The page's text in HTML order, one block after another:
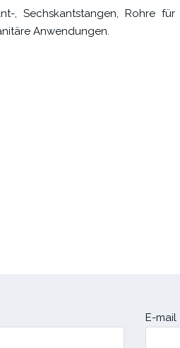
, Sechskantstangen, Rohre für
Anwendungen.
E-mail